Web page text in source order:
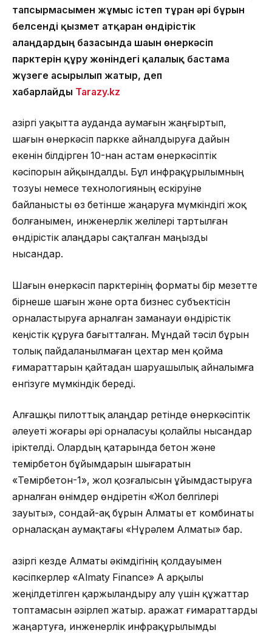
тапсырмасымен жұмыс істеп тұрған әрі бұрын
белсенді қызмет атқарған өндірістік
алаңдардың базасында шағын өнеркәсіп
парктерін құру жөніндегі қалалық бастама
жүзеге асырылып жатыр, деп
хабарлайды Tarazy.kz
Қазіргі уақытта ауданда аумағын жаңғыртып,
шағын өнеркәсіп паркке айналдыруға дайын
екенін білдірген 10-нан астам өнеркәсіптік
кәсіпорын айқындалды. Бұл инфрақұрылымның
тозуы немесе технологияның ескіруіне
байланысты өз бетінше жаңаруға мүмкіндігі жоқ
болғанымен, инженерлік желілері тартылған
өндірістік алаңдары сақталған маңызды
нысандар.
Шағын өнеркәсіп парктерінің форматы бір мезетте
бірнеше шағын және орта бизнес субъектісін
орналастыруға арналған заманауи өндірістік
кеңістік құруға бағытталған. Мұндай тәсіл бұрын
толық пайдаланылмаған цехтар мен қойма
ғимараттарын қайтадан шаруашылық айналымға
енгізуге мүмкіндік береді.
Алғашқы пилоттық алаңдар ретінде өнеркәсіптік
әлеуеті жоғары әрі орналасуы қолайлы нысандар
іріктелді. Олардың қатарында бетон және
темірбетон бұйымдарын шығаратын
«Темірбетон-1», жол қозғалысын ұйымдастыруға
арналған өнімдер өндіретін «Жол белгілері
зауыты», сондай-ақ бұрын Алматы ет комбинаты
орналасқан аумақтағы «Нұрәлем Алматы» бар.
Қазіргі кезде Алматы әкімдігінің қолдауымен
кәсіпкерлер «Almaty Finance» АҚ арқылы
жеңілдетілген қаржыландыру алу үшін құжаттар
топтамасын әзірлеп жатыр. Қаражат ғимараттарды
жаңартуға, инженерлік инфрақұрылымды